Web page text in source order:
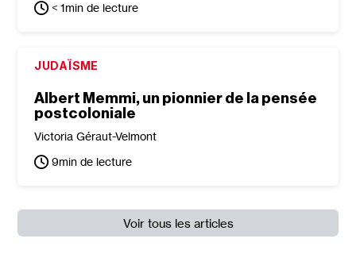
< 1min de lecture
JUDAÏSME
Albert Memmi, un pionnier de la pensée
postcoloniale
Victoria Géraut-Velmont
9min de lecture
Voir tous les articles